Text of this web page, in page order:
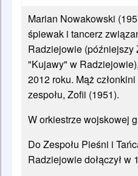
Marian Nowakowski
śpiewak i tancerz
Radziejowie (późniejszy
"Kujawy" w
2012 roku. Mąż
zespołu, Zofii (1951).
W orkiestrze wojskowej
Do Zespołu Pieśni i
Radziejowie dołączył w